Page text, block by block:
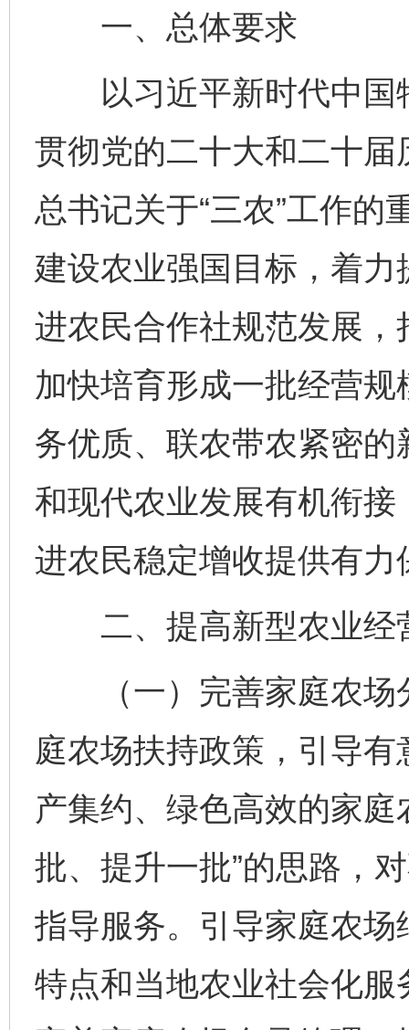
一、总体要求
以习近平新时代中国
贯彻党的二十大和二十
总书记关于“三农”工作
建设农业强国目标，着
进农民合作社规范发展
加快培育形成一批经营
务优质、联农带农紧密
和现代农业发展有机衔
进农民稳定增收提供有力
二、提高新型农业经
（一）完善家庭农场
庭农场扶持政策，引导
产集约、绿色高效的家
批、提升一批”的思路，
指导服务。引导家庭农
特点和当地农业社会化